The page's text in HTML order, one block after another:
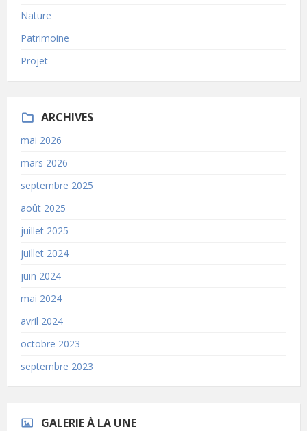
Nature
Patrimoine
Projet
ARCHIVES
mai 2026
mars 2026
septembre 2025
août 2025
juillet 2025
juillet 2024
juin 2024
mai 2024
avril 2024
octobre 2023
septembre 2023
GALERIE À LA UNE